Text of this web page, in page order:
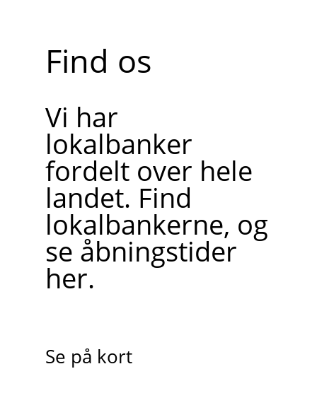
Find os
Vi har
lokalbanker
fordelt over hele
landet. Find
lokalbankerne, og
se åbningstider
her.
Se på kort